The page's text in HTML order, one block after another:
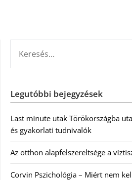
Legutóbbi bejegyzések
Last minute utak Törökországba
és gyakorlati tudnivalók
Az otthon alapfelszereltsége a
Corvin Pszichológia – Miért nem